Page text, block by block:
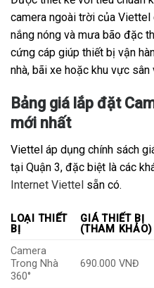
camera ngoài trời của
nắng nóng và mưa bão đặc
cứng cáp giúp thiết bị vận
nhà, bãi xe hoặc khu vực sân
Bảng giá lắp đặt
mới nhất
Viettel áp dụng chính sách
tại Quận 3, đặc biệt là các
Internet Viettel sẵn có.
LOẠI THIẾT
BỊ
GIÁ THIẾT BỊ
(THAM KHẢO)
Camera
Trong Nhà
360°
690.000 VNĐ